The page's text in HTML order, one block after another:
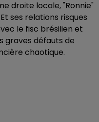
droite locale, "Ronnie"
ses relations risques
le fisc brésilien et
graves défauts de
chaotique.